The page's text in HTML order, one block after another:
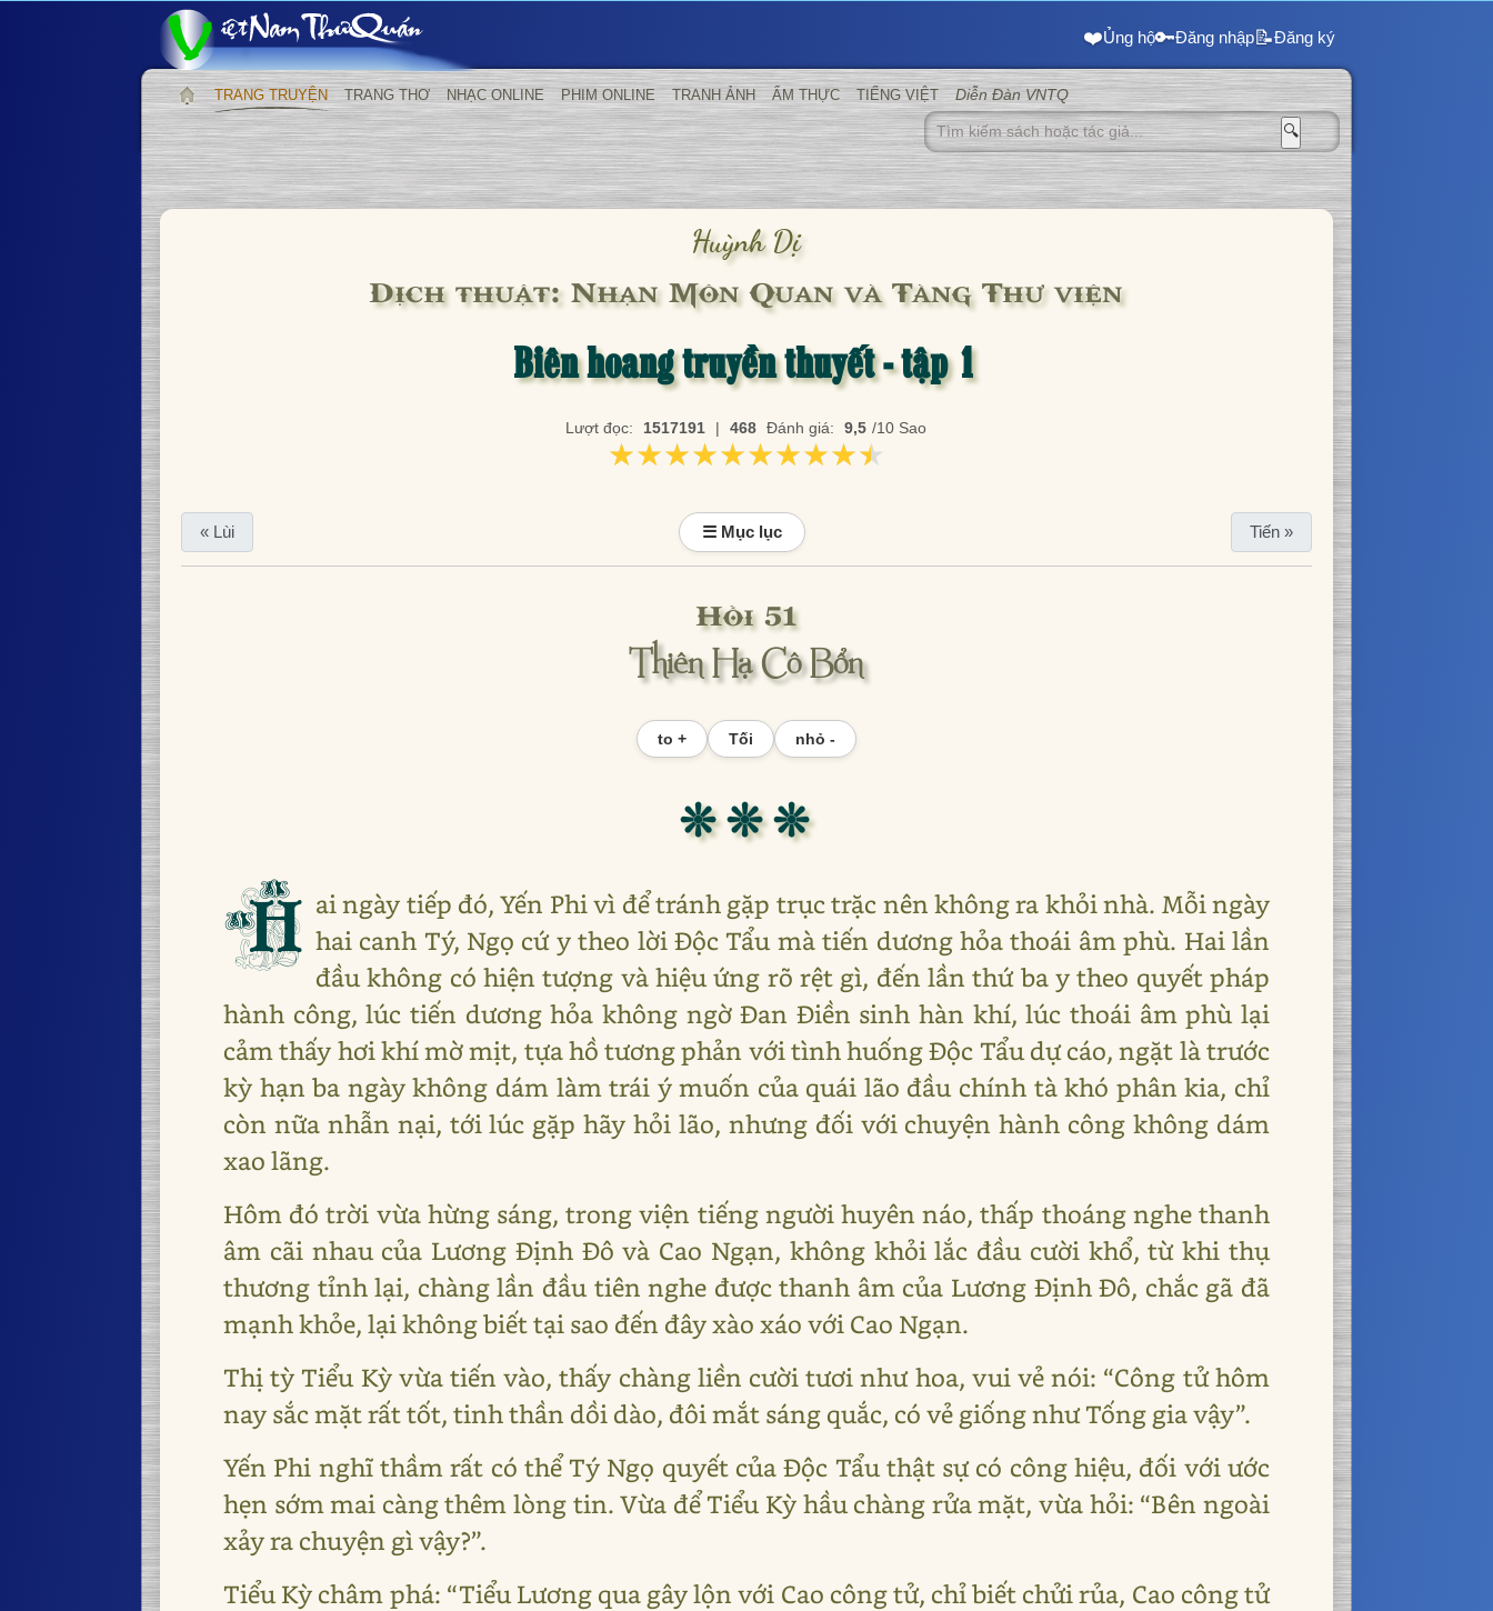
❤️Ủng hộ🔑Đăng nhập📝Đăng ký
TRANG TRUYỆN TRANG THƠ NHẠC ONLINE PHIM ONLINE TRANH ẢNH ẨM THỰC TIẾNG VIỆT Diễn Đàn VNTQ
🔍
Huỳnh Dị
Dịch thuật: Nhạn Môn Quan và Tàng Thư viện
Biên hoang truyền thuyết - tập 1
Lượt đọc: 1517191 | 468 Đánh giá: 9,5 /10 Sao
★★★★★★★★★★
★★★★★★★★★★
« Lùi ☰ Mục lục Tiến »
Hồi 51
Thiên Hạ Cô Bổn
to + Tối nhỏ -
❊ ❊ ❊
H ai ngày tiếp đó, Yến Phi vì để tránh gặp trục trặc nên không ra khỏi nhà. Mỗi ngày
hai canh Tý, Ngọ cứ y theo lời Độc Tẩu mà tiến dương hỏa thoái âm phù. Hai lần
đầu không có hiện tượng và hiệu ứng rõ rệt gì, đến lần thứ ba y theo quyết pháp
hành công, lúc tiến dương hỏa không ngờ Đan Điền sinh hàn khí, lúc thoái âm phù lại
cảm thấy hơi khí mờ mịt, tựa hồ tương phản với tình huống Độc Tẩu dự cáo, ngặt là trước
kỳ hạn ba ngày không dám làm trái ý muốn của quái lão đầu chính tà khó phân kia, chỉ
còn nữa nhẫn nại, tới lúc gặp hãy hỏi lão, nhưng đối với chuyện hành công không dám
xao lãng.
Hôm đó trời vừa hừng sáng, trong viện tiếng người huyên náo, thấp thoáng nghe thanh
âm cãi nhau của Lương Định Đô và Cao Ngạn, không khỏi lắc đầu cười khổ, từ khi thụ
thương tỉnh lại, chàng lần đầu tiên nghe được thanh âm của Lương Định Đô, chắc gã đã
mạnh khỏe, lại không biết tại sao đến đây xào xáo với Cao Ngạn.
Thị tỳ Tiểu Kỳ vừa tiến vào, thấy chàng liền cười tươi như hoa, vui vẻ nói: “Công tử hôm
nay sắc mặt rất tốt, tinh thần dồi dào, đôi mắt sáng quắc, có vẻ giống như Tống gia vậy”.
Yến Phi nghĩ thầm rất có thể Tý Ngọ quyết của Độc Tẩu thật sự có công hiệu, đối với ước
hẹn sớm mai càng thêm lòng tin. Vừa để Tiểu Kỳ hầu chàng rửa mặt, vừa hỏi: “Bên ngoài
xảy ra chuyện gì vậy?”.
Tiểu Kỳ châm phá: “Tiểu Lương qua gây lộn với Cao công tử, chỉ biết chửi rủa, Cao công tử